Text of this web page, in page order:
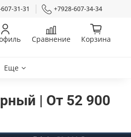
31-31 +7928-607-34-34
Сравнение Корзина
Еще
| От 52 900